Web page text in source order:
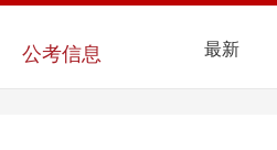
公考信息 最新